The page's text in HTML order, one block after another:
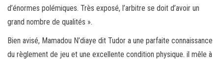
d’énormes polémiques. Très exposé, l’arbitre se doit d’avoir un
grand nombre de qualités ».
Bien avisé, Mamadou N’diaye dit Tudor a une parfaite connaissance
du règlement de jeu et une excellente condition physique. il mêle à